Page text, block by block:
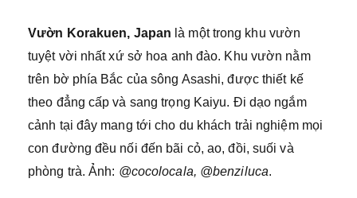
Vườn Korakuen, Japan là một trong khu vườn
tuyệt vời nhất xứ sở hoa anh đào. Khu vườn nằm
trên bờ phía Bắc của sông Asashi, được thiết kế
theo đẳng cấp và sang trọng Kaiyu. Đi dạo ngắm
cảnh tại đây mang tới cho du khách trải nghiệm mọi
con đường đều nối đến bãi cỏ, ao, đồi, suối và
phòng trà. Ảnh: @cocolocala, @benziluca.